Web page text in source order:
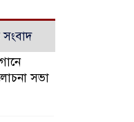
সভা